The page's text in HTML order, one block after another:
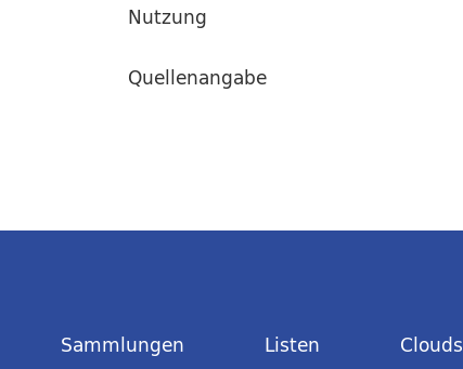
Nutzung
Quellenangabe
Sammlungen Listen Clouds